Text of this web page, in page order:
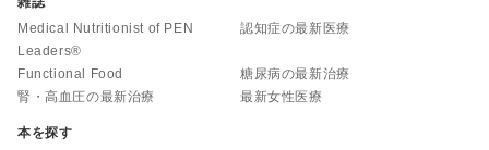
Medical Nutritionist of PEN
Leaders®
認知症の最新医療
Functional Food
糖尿病の最新治療
腎・高血圧の最新治療
最新女性医療
本を探す